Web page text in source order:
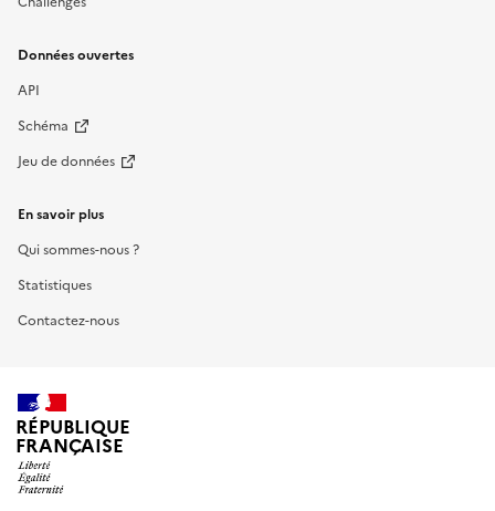
Données ouvertes
API
Schéma
Jeu de données
En savoir plus
Qui sommes-nous ?
Statistiques
Contactez-nous
RÉPUBLIQUE
FRANÇAISE